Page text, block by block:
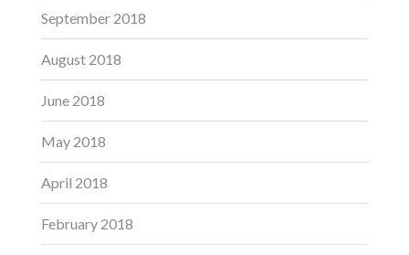
September 2018
August 2018
June 2018
May 2018
April 2018
February 2018